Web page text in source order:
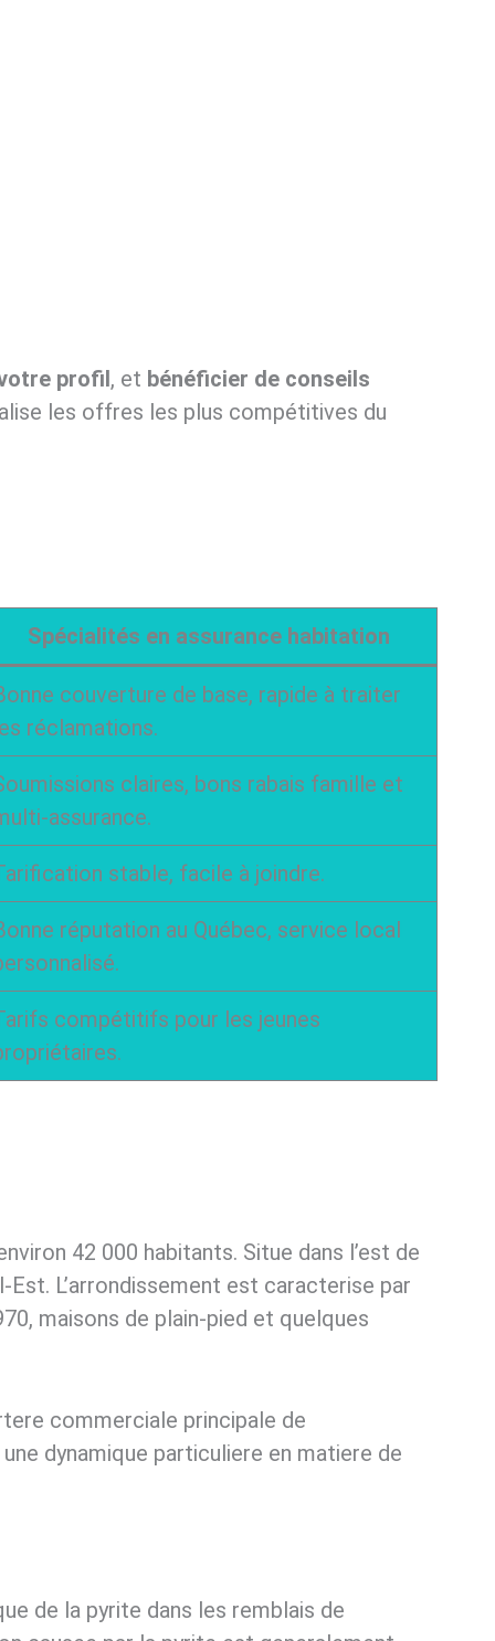
profil, et bénéficier de conseils
les offres les plus compétitives du
Spécialités en assurance habitation
couverture de base, rapide à traiter
réclamations.
claires, bons rabais famille et
assurance.
stable, facile à joindre.
réputation au Québec, service local
compétitifs pour les jeunes
42 000 habitants. Situe dans l’est de
L’arrondissement est caracterise par
maisons de plain-pied et quelques
commerciale principale de
dynamique particuliere en matiere de
de la pyrite dans les remblais de